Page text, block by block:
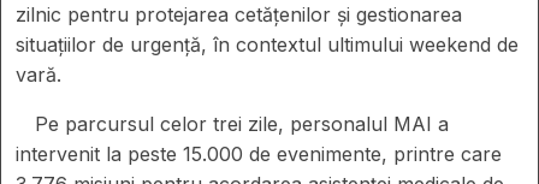
zilnic pentru protejarea cetățenilor și gestionarea
situațiilor de urgență, în contextul ultimului weekend de
vară.
Pe parcursul celor trei zile, personalul MAI a
intervenit la peste 15.000 de evenimente, printre care